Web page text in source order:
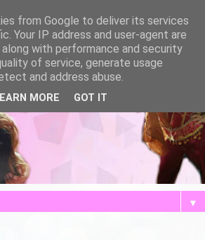
▼
from Google to deliver its services
Your IP address and user-agent are
with performance and security
of service, generate usage
and address abuse.
MORE GOT IT